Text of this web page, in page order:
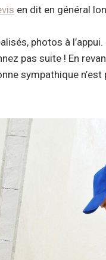
en dit en général
photos à l’appui.
pas suite ! En
sympathique